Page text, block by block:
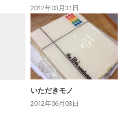
2012年03月31日
いただきモノ
2012年06月03日